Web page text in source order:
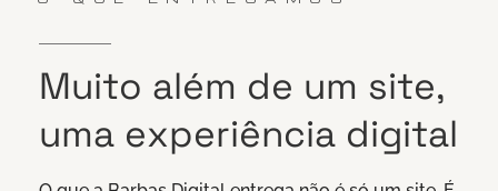
Muito além de um site,
uma experiência digital